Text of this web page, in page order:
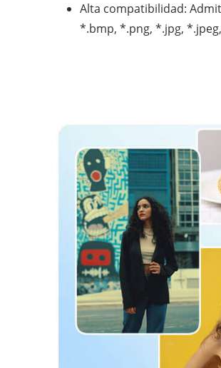
Alta compatibilidad:
*.bmp, *.png, *.jpg,